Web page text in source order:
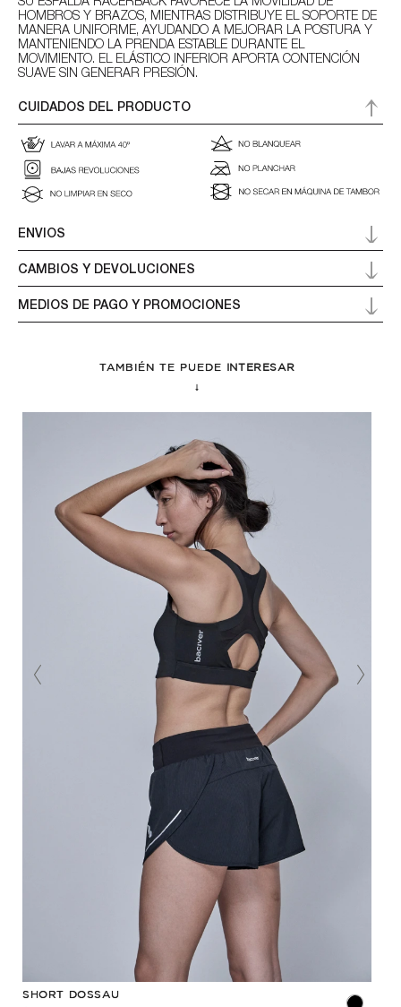
HOMBROS Y BRAZOS, MIENTRAS DISTRIBUYE EL SOPORTE DE
MANERA UNIFORME, AYUDANDO A MEJORAR LA POSTURA Y
MANTENIENDO LA PRENDA ESTABLE DURANTE EL
MOVIMIENTO. EL ELÁSTICO INFERIOR APORTA CONTENCIÓN
SUAVE SIN GENERAR PRESIÓN.
CUIDADOS DEL PRODUCTO
ENVIOS
CAMBIOS Y DEVOLUCIONES
MEDIOS DE PAGO Y PROMOCIONES
TAMBIÉN TE PUEDE
INTERESAR
↓
SHORT DOSSAU